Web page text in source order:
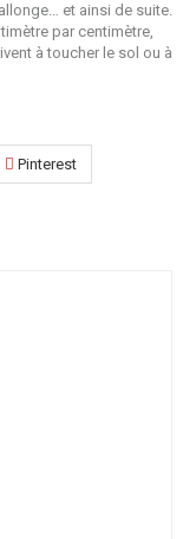
et ainsi de suite.
par centimètre,
à toucher le sol ou à
Pinterest